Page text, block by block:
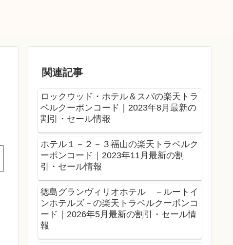
関連記事
ロックウッド・ホテル＆スパの楽天トラ
ベルクーポンコード｜2023年8月最新の
割引・セール情報
ホテル１－２－３福山の楽天トラベルク
ーポンコード｜2023年11月最新の割
引・セール情報
徳島グランヴィリオホテル －ルートイ
ンホテルズ－の楽天トラベルクーポンコ
ード｜2026年5月最新の割引・セール情
報